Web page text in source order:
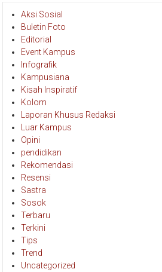
Aksi Sosial
Buletin Foto
Editorial
Event Kampus
Infografik
Kampusiana
Kisah Inspiratif
Kolom
Laporan Khusus Redaksi
Luar Kampus
Opini
pendidikan
Rekomendasi
Resensi
Sastra
Sosok
Terbaru
Terkini
Tips
Trend